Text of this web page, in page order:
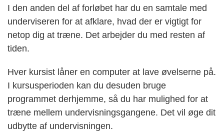
I den anden del af forløbet har du en samtale med
underviseren for at afklare, hvad der er vigtigt for
netop dig at træne. Det arbejder du med resten af
tiden.
Hver kursist låner en computer at lave øvelserne på.
I kursusperioden kan du desuden bruge
programmet derhjemme, så du har mulighed for at
træne mellem undervisningsgangene. Det vil øge dit
udbytte af undervisningen.